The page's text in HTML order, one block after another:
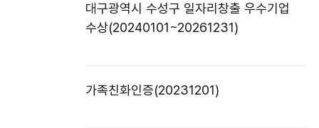
대구광역시 수성구 일자리창출 우수기업
수상(20240101~20261231)
가족친화인증(20231201)